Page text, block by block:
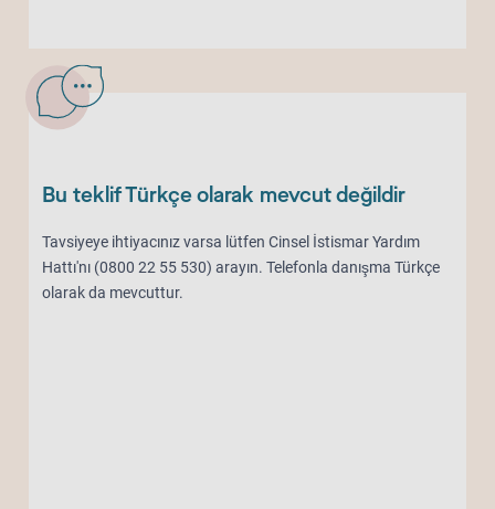
Bu teklif Türkçe olarak mevcut değildir
Tavsiyeye ihtiyacınız varsa lütfen Cinsel İstismar Yardım
Hattı'nı (0800 22 55 530) arayın. Telefonla danışma Türkçe
olarak da mevcuttur.